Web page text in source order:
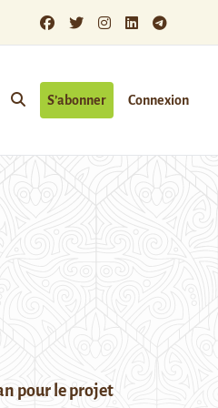
S’abonner Connexion
pour le projet